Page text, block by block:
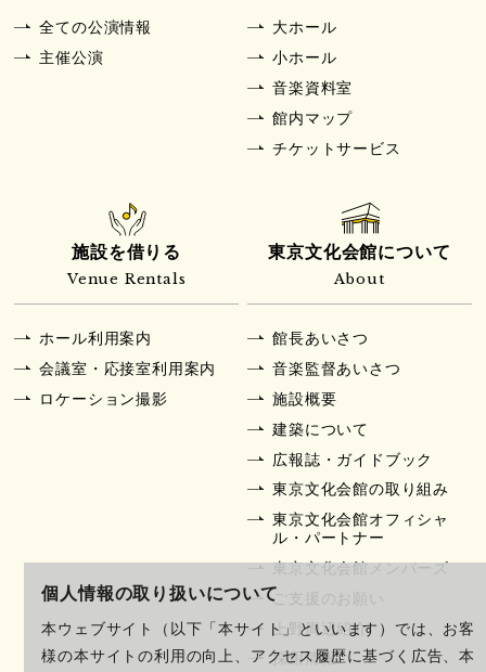
個人情報の取り扱いについて
本ウェブサイト（以下「本サイト」といいます）では、お客
様の本サイトの利用の向上、アクセス履歴に基づく広告、本
全ての公演情報
主催公演
大ホール
小ホール
音楽資料室
館内マップ
チケットサービス
施設を借りる
Venue Rentals
ホール利用案内
会議室・応接室利用案内
ロケーション撮影
東京文化会館について
About
館長あいさつ
音楽監督あいさつ
施設概要
建築について
広報誌・ガイドブック
東京文化会館の取り組み
東京文化会館オフィシャ
ル・パートナー
東京文化会館メンバーズ
ご支援のお願い
上野周辺紹介
採用情報